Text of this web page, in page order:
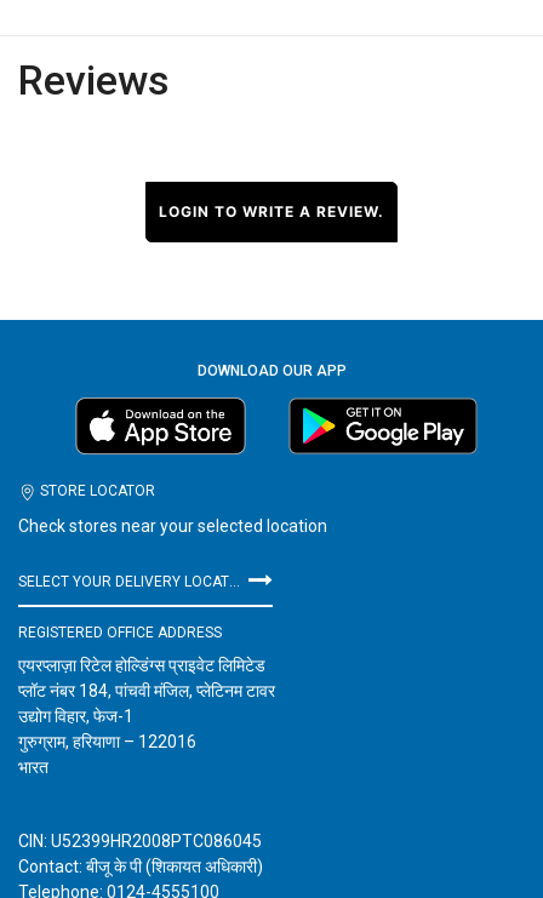
Reviews
LOGIN TO WRITE A REVIEW.
DOWNLOAD OUR APP
STORE LOCATOR
Check stores near your selected location
REGISTERED OFFICE ADDRESS
एयरप्लाज़ा रिटेल होल्डिंग्स प्राइवेट लिमिटेड
प्लॉट नंबर 184, पांचवी मंजिल, प्लेटिनम टावर
उद्योग विहार, फेज-1
गुरुग्राम, हरियाणा – 122016
भारत
CIN: U52399HR2008PTC086045
Contact: बीजू के पी (शिकायत अधिकारी)
Telephone: 0124-4555100